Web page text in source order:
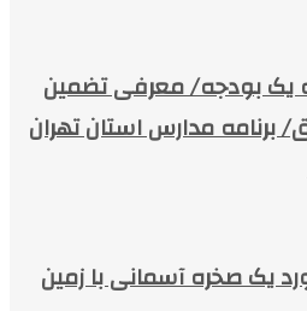
یک بودجه/ معرفی تضمین
مدارس استان تهران
یک صخره آسمانی با زمین